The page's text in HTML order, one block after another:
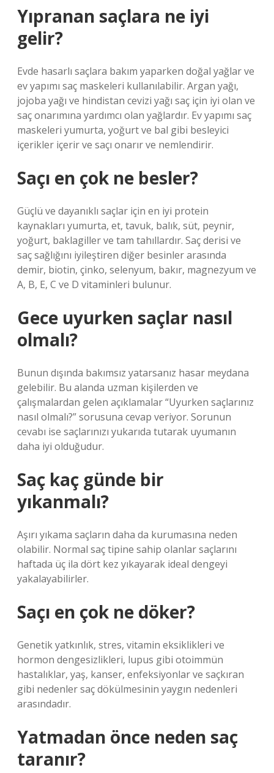
Yıpranan saçlara ne iyi
gelir?
Evde hasarlı saçlara bakım yaparken doğal yağlar ve
ev yapımı saç maskeleri kullanılabilir. Argan yağı,
jojoba yağı ve hindistan cevizi yağı saç için iyi olan ve
saç onarımına yardımcı olan yağlardır. Ev yapımı saç
maskeleri yumurta, yoğurt ve bal gibi besleyici
içerikler içerir ve saçı onarır ve nemlendirir.
Saçı en çok ne besler?
Güçlü ve dayanıklı saçlar için en iyi protein
kaynakları yumurta, et, tavuk, balık, süt, peynir,
yoğurt, baklagiller ve tam tahıllardır. Saç derisi ve
saç sağlığını iyileştiren diğer besinler arasında
demir, biotin, çinko, selenyum, bakır, magnezyum ve
A, B, E, C ve D vitaminleri bulunur.
Gece uyurken saçlar nasıl
olmalı?
Bunun dışında bakımsız yatarsanız hasar meydana
gelebilir. Bu alanda uzman kişilerden ve
çalışmalardan gelen açıklamalar “Uyurken saçlarınız
nasıl olmalı?” sorusuna cevap veriyor. Sorunun
cevabı ise saçlarınızı yukarıda tutarak uyumanın
daha iyi olduğudur.
Saç kaç günde bir
yıkanmalı?
Aşırı yıkama saçların daha da kurumasına neden
olabilir. Normal saç tipine sahip olanlar saçlarını
haftada üç ila dört kez yıkayarak ideal dengeyi
yakalayabilirler.
Saçı en çok ne döker?
Genetik yatkınlık, stres, vitamin eksiklikleri ve
hormon dengesizlikleri, lupus gibi otoimmün
hastalıklar, yaş, kanser, enfeksiyonlar ve saçkıran
gibi nedenler saç dökülmesinin yaygın nedenleri
arasındadır.
Yatmadan önce neden saç
taranır?